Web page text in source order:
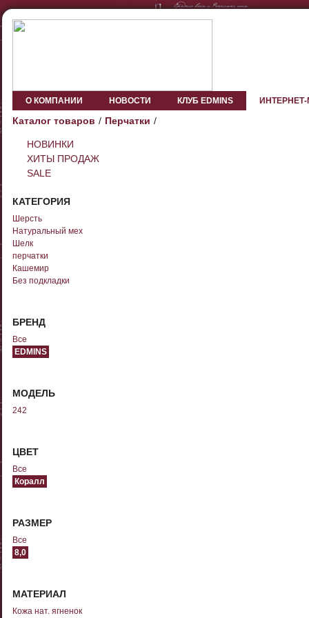
О КОМПАНИИ НОВОСТИ КЛУБ EDMINS
Каталог товаров Перчатки
НОВИНКИ
ХИТЫ ПРОДАЖ
SALE
КАТЕГОРИЯ
Шерсть
Натуральный мех
Шелк
перчатки
Кашемир
Без подкладки
БРЕНД
Все
EDMINS
МОДЕЛЬ
242
ЦВЕТ
Все
Коралл
РАЗМЕР
Все
8,0
МАТЕРИАЛ
Кожа нат. ягненок